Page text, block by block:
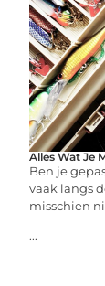
Alles Wat Je
Ben je
vaak langs
misschien
...